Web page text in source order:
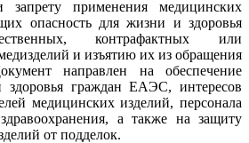
запрету применения медицинских
опасность для жизни и здоровья
контрафактных или
и изъятию их из обращения
направлен на обеспечение
здоровья граждан ЕАЭС, интересов
медицинских изделий, персонала
а также на защиту
от подделок.